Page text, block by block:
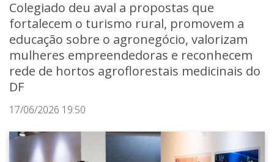
Colegiado deu aval a propostas que
fortalecem o turismo rural, promovem a
educação sobre o agronegócio, valorizam
mulheres empreendedoras e reconhecem
rede de hortos agroflorestais medicinais do
DF
17/06/2026 19:50